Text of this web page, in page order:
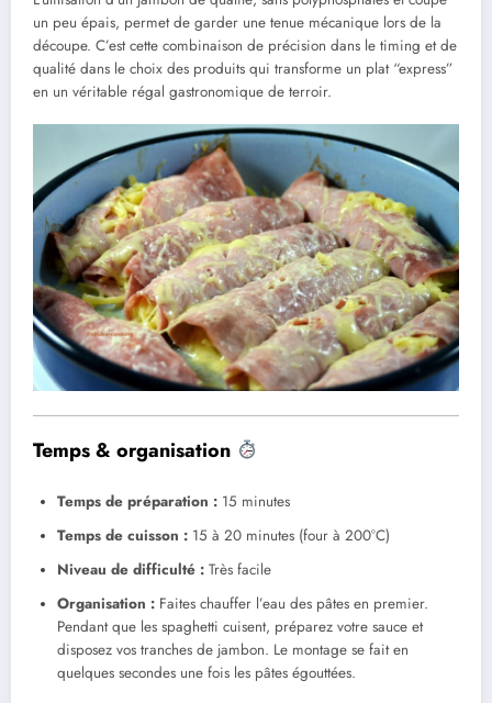
un peu épais, permet de garder une tenue mécanique lors de la
découpe. C’est cette combinaison de précision dans le timing et de
qualité dans le choix des produits qui transforme un plat “express”
en un véritable régal gastronomique de terroir.
Temps & organisation
Temps de préparation : 15 minutes
Temps de cuisson : 15 à 20 minutes (four à 200°C)
Niveau de difficulté : Très facile
Organisation : Faites chauffer l’eau des pâtes en premier.
Pendant que les spaghetti cuisent, préparez votre sauce et
disposez vos tranches de jambon. Le montage se fait en
quelques secondes une fois les pâtes égouttées.